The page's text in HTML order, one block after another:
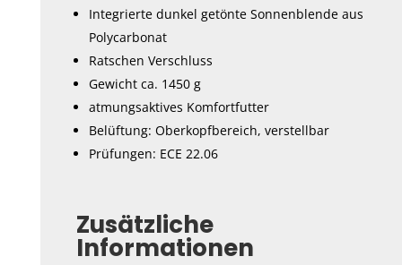
Integrierte dunkel getönte Sonnenblende aus
Polycarbonat
Ratschen Verschluss
Gewicht ca. 1450 g
atmungsaktives Komfortfutter
Belüftung: Oberkopfbereich, verstellbar
Prüfungen: ECE 22.06
Zusätzliche
Informationen